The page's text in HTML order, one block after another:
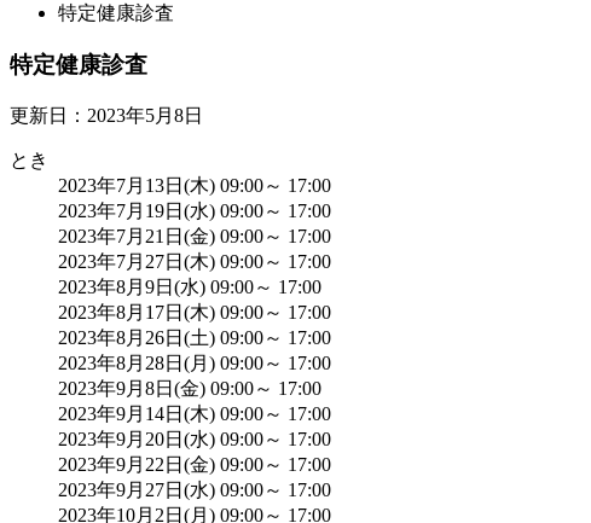
特定健康診査
特定健康診査
更新日：2023年5月8日
とき
2023年7月13日(木) 09:00～ 17:00
2023年7月19日(水) 09:00～ 17:00
2023年7月21日(金) 09:00～ 17:00
2023年7月27日(木) 09:00～ 17:00
2023年8月9日(水) 09:00～ 17:00
2023年8月17日(木) 09:00～ 17:00
2023年8月26日(土) 09:00～ 17:00
2023年8月28日(月) 09:00～ 17:00
2023年9月8日(金) 09:00～ 17:00
2023年9月14日(木) 09:00～ 17:00
2023年9月20日(水) 09:00～ 17:00
2023年9月22日(金) 09:00～ 17:00
2023年9月27日(水) 09:00～ 17:00
2023年10月2日(月) 09:00～ 17:00